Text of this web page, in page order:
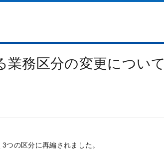
業務区分の変更について
つの区分に再編されました。